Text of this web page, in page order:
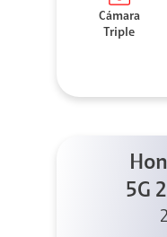
Cámara
Triple
5G